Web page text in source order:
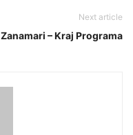
Next article
Zanamari – Kraj Programa